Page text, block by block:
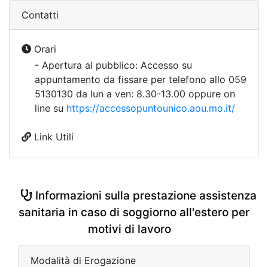
Contatti
Orari
- Apertura al pubblico: Accesso su
appuntamento da fissare per telefono allo 059
5130130 da lun a ven: 8.30-13.00 oppure on
line su https://accessopuntounico.aou.mo.it/
Link Utili
Informazioni sulla prestazione assistenza
sanitaria in caso di soggiorno all'estero per
motivi di lavoro
Modalità di Erogazione